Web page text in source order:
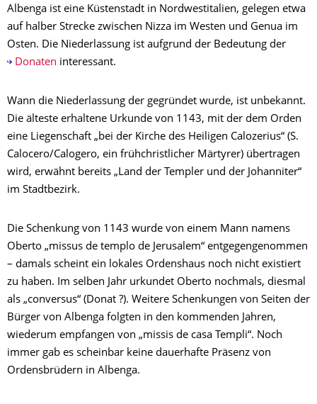
Albenga ist eine Küstenstadt in Nordwestitalien, gelegen etwa
auf halber Strecke zwischen Nizza im Westen und Genua im
Osten. Die Niederlassung ist aufgrund der Bedeutung der
Donaten interessant.
Wann die Niederlassung der gegründet wurde, ist unbekannt.
Die älteste erhaltene Urkunde von 1143, mit der dem Orden
eine Liegenschaft „bei der Kirche des Heiligen Calozerius“ (S.
Calocero/Calogero, ein frühchristlicher Märtyrer) übertragen
wird, erwähnt bereits „Land der Templer und der Johanniter“
im Stadtbezirk.
Die Schenkung von 1143 wurde von einem Mann namens
Oberto „missus de templo de Jerusalem“ entgegengenommen
– damals scheint ein lokales Ordenshaus noch nicht existiert
zu haben. Im selben Jahr urkundet Oberto nochmals, diesmal
als „conversus“ (Donat ?). Weitere Schenkungen von Seiten der
Bürger von Albenga folgten in den kommenden Jahren,
wiederum empfangen von „missis de casa Templi“. Noch
immer gab es scheinbar keine dauerhafte Präsenz von
Ordensbrüdern in Albenga.